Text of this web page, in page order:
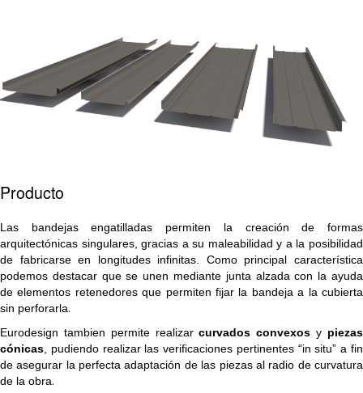
Producto
Las bandejas engatilladas permiten la creación de formas
arquitectónicas singulares, gracias a su maleabilidad y a la posibilidad
de fabricarse en longitudes infinitas. Como principal característica
podemos destacar que se unen mediante junta alzada con la ayuda
de elementos retenedores que permiten fijar la bandeja a la cubierta
sin perforarla.
Eurodesign tambien permite realizarcurvados convexos y piezas
cónicas , pudiendo realizar las verificaciones pertinentes “in situ” a fin
de asegurar la perfecta adaptación de las piezas al radio de curvatura
de la obra.